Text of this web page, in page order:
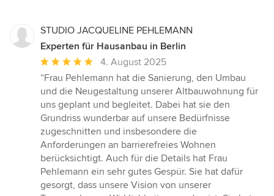
STUDIO JACQUELINE PEHLEMANN
Experten für Hausanbau in Berlin
Durchschnittliche
Bewertung:
5
von
5
Sternen
4. August 2025
“Frau Pehlemann hat die Sanierung, den Umbau
und die Neugestaltung unserer Altbauwohnung für
uns geplant und begleitet. Dabei hat sie den
Grundriss wunderbar auf unsere Bedürfnisse
zugeschnitten und insbesondere die
Anforderungen an barrierefreies Wohnen
berücksichtigt. Auch für die Details hat Frau
Pehlemann ein sehr gutes Gespür. Sie hat dafür
gesorgt, dass unsere Vision von unserer